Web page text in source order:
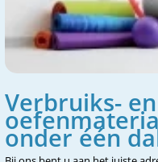
Verbruiks- en
onder één